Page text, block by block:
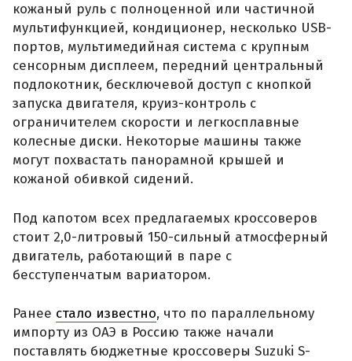
кожаный руль с полноценной или частичной
мультифункцией, кондиционер, несколько USB-
портов, мультимедийная система с крупным
сенсорным дисплеем, передний центральный
подлокотник, бесключевой доступ с кнопкой
запуска двигателя, круиз-контроль с
ограничителем скорости и легкосплавные
колесные диски. Некоторые машины также
могут похвастать панорамной крышей и
кожаной обивкой сидений.
Под капотом всех предлагаемых кроссоверов
стоит 2,0-литровый 150-сильный атмосферный
двигатель, работающий в паре с
бесступенчатым вариатором.
Ранее стало известно, что по параллельному
импорту из ОАЭ в Россию также начали
поставлять бюджетные кроссоверы Suzuki S-